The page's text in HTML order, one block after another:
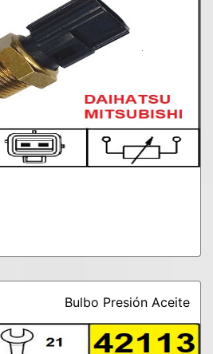
Bulbo Presión Aceite